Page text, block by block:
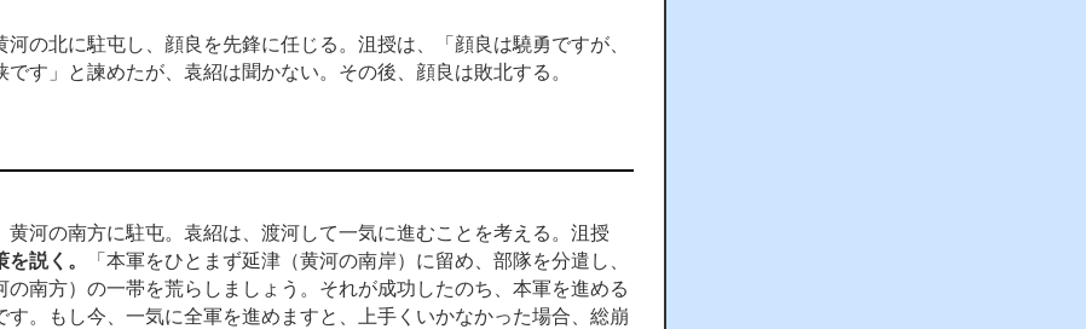
河の北に駐屯し、顔良を先鋒に任じる。沮授は、「顔良は驍勇ですが、
です」と諫めたが、袁紹は聞かない。その後、顔良は敗北する。
黄河の南方に駐屯。袁紹は、渡河して一気に進むことを考える。沮授
を説く。
「本軍をひとまず延津（黄河の南岸）に留め、部隊を分遣し、
の南方）の一帯を荒らしましょう。それが成功したのち、本軍を進める
す。もし今、一気に全軍を進めますと、上手くいかなかった場合、総崩